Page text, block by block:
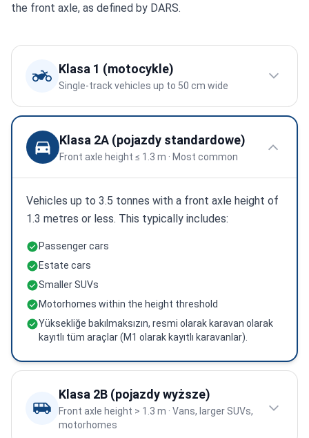
the front axle, as defined by DARS.
Klasa 1 (motocykle)
Single-track vehicles up to 50 cm wide
Klasa 2A (pojazdy standardowe)
Front axle height ≤ 1.3 m · Most common
Vehicles up to 3.5 tonnes with a front axle height of
1.3 metres or less. This typically includes:
Passenger cars
Estate cars
Smaller SUVs
Motorhomes within the height threshold
Yüksekliğe bakılmaksızın, resmi olarak karavan olarak
kayıtlı tüm araçlar (M1 olarak kayıtlı karavanlar).
Klasa 2B (pojazdy wyższe)
Front axle height > 1.3 m · Vans, larger SUVs,
motorhomes